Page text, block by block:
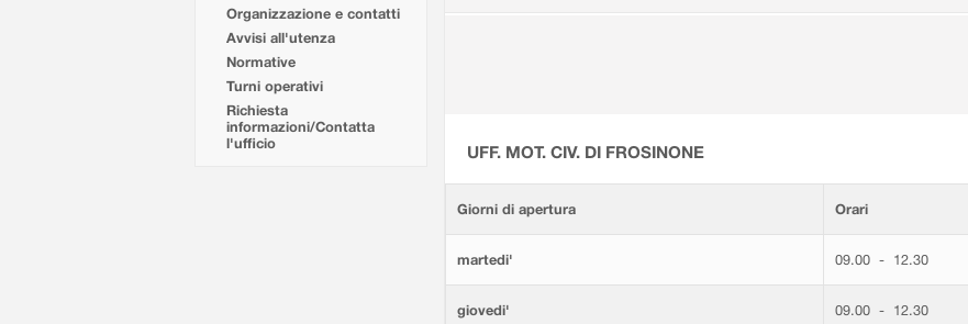
Organizzazione e contatti
Avvisi all'utenza
Normative
Turni operativi
Richiesta
informazioni/Contatta
l'ufficio
UFF. MOT. CIV. DI FROSINONE
Giorni di apertura Orari
martedi' 09.00 - 12.30
giovedi' 09.00 - 12.30